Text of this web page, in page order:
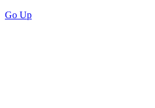
Go Up